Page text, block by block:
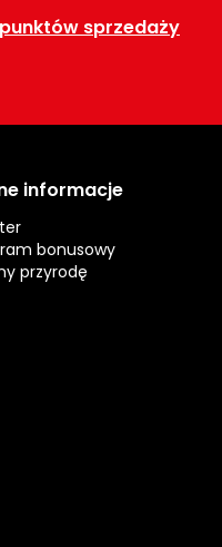
sprzedaży
informacje
bonusowy
przyrodę